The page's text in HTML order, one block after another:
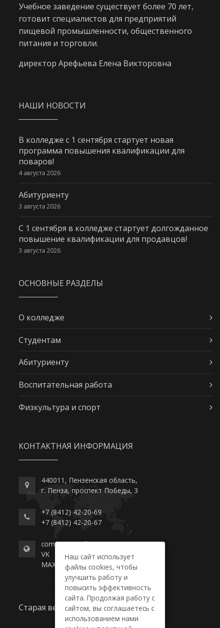
Учебное заведение существует более 70 лет,
готовит специалистов для предприятий
пищевой промышленности, общественного
питания и торговли.
директор Арефьева Елена Викторовна
НАШИ НОВОСТИ
В колледже с 1 сентября стартует новая
программа повышения квалификации для
поваров!
4 августа 2026
Абитуриенту
3 августа 2026
С 1 сентября в колледже стартует долгожданное
повышение квалификации для продавцов!
3 августа 2026
ОСНОВНЫЕ РАЗДЕЛЫ
О колледже
Студентам
Абитуриенту
Воспитательная работа
Физкультура и спорт
КОНТАКТНАЯ ИНФОРМАЦИЯ
440011, Пензенская область,
г. Пенза, проспект Победы, 3
+7 (8412) 42-20-69
+7 (8412) 42-20-67
commerce-college.ru
VK
MAX
Старая версия сайта
Наш сайт использует
файлы cookies, чтобы
улучшить работу и
повысить эффективность
сайта. Продолжая работу с
сайтом, вы соглашаетесь с
использованием нами